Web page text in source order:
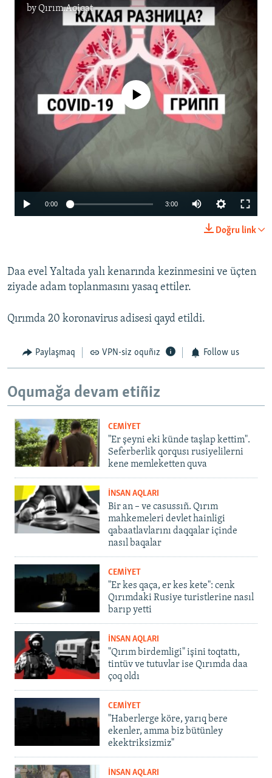
byQırım.Aqiqat
Auto 360p 480p
No media source currently available
0:00 3:00
270p
Doğru link
Daa evel Yaltada yalı kenarında kezinmesini ve üçten
ziyade adam toplanmasını yasaq ettiler.
Qırımda 20 koronavirus adisesi qayd etildi.
Paylaşmaq VPN-siz oquñız Follow us
Oqumağa devam etiñiz
CEMİYET
"Er şeyni eki künde taşlap kettim".
Seferberlik qorqusı rusiyelilerni
kene memleketten quva
İNSAN AQLARI
Bir an – ve casussıñ. Qırım
mahkemeleri devlet hainligi
qabaatlavlarını daqqalar içinde
nasıl baqalar
CEMİYET
"Er kes qaça, er kes kete": cenk
Qırımdaki Rusiye turistlerine nasıl
barıp yetti
İNSAN AQLARI
"Qırım birdemligi" işini toqtattı,
tintüv ve tutuvlar ise Qırımda daa
çoq oldı
CEMİYET
"Haberlerge köre, yarıq bere
ekenler, amma biz bütünley
ekektriksizmiz"
İNSAN AQLARI